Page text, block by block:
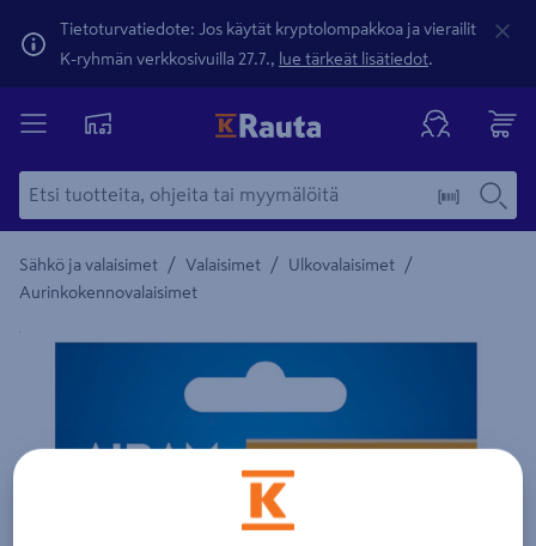
Tietoturvatiedote: Jos käytät kryptolompakkoa ja vierailit
K-ryhmän verkkosivuilla 27.7., lue tärkeät lisätiedot.
Sähkö ja valaisimet / Valaisimet / Ulkovalaisimet /
Aurinkokennovalaisimet
Yksityiskohtainen kuvaus löytyy Tuotteen kuvaus -